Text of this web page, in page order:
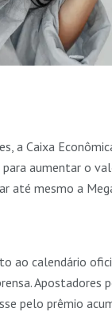
a Caixa
aumentar o
até mesmo a
ao calendário
Apostadores
pelo prêmio